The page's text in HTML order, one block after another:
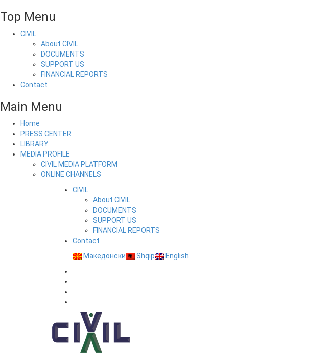
Top Menu
CIVIL
About CIVIL
DOCUMENTS
SUPPORT US
FINANCIAL REPORTS
Contact
Main Menu
Home
PRESS CENTER
LIBRARY
MEDIA PROFILE
CIVIL MEDIA PLATFORM
ONLINE CHANNELS
CIVIL
About CIVIL
DOCUMENTS
SUPPORT US
FINANCIAL REPORTS
Contact
Македонски
Shqip English